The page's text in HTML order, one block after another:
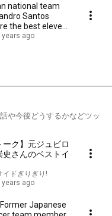
national team
Santos
the best eleven
years ago
や今後どうするかなどツッ
ーク】元ジュビロ
さんのベストイ
イドぎりぎり!
years ago
Japanese